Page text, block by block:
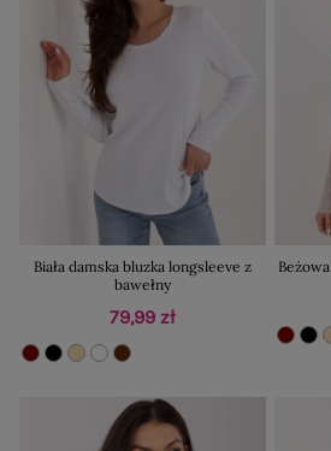
Biała damska bluzka longsleeve z
bawełny
79,99 zł